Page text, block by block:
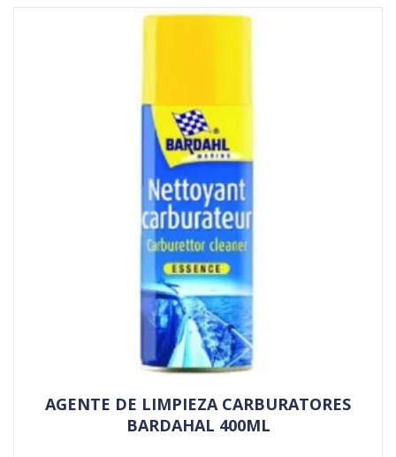
AGENTE DE LIMPIEZA CARBURATORES
BARDAHAL 400ML